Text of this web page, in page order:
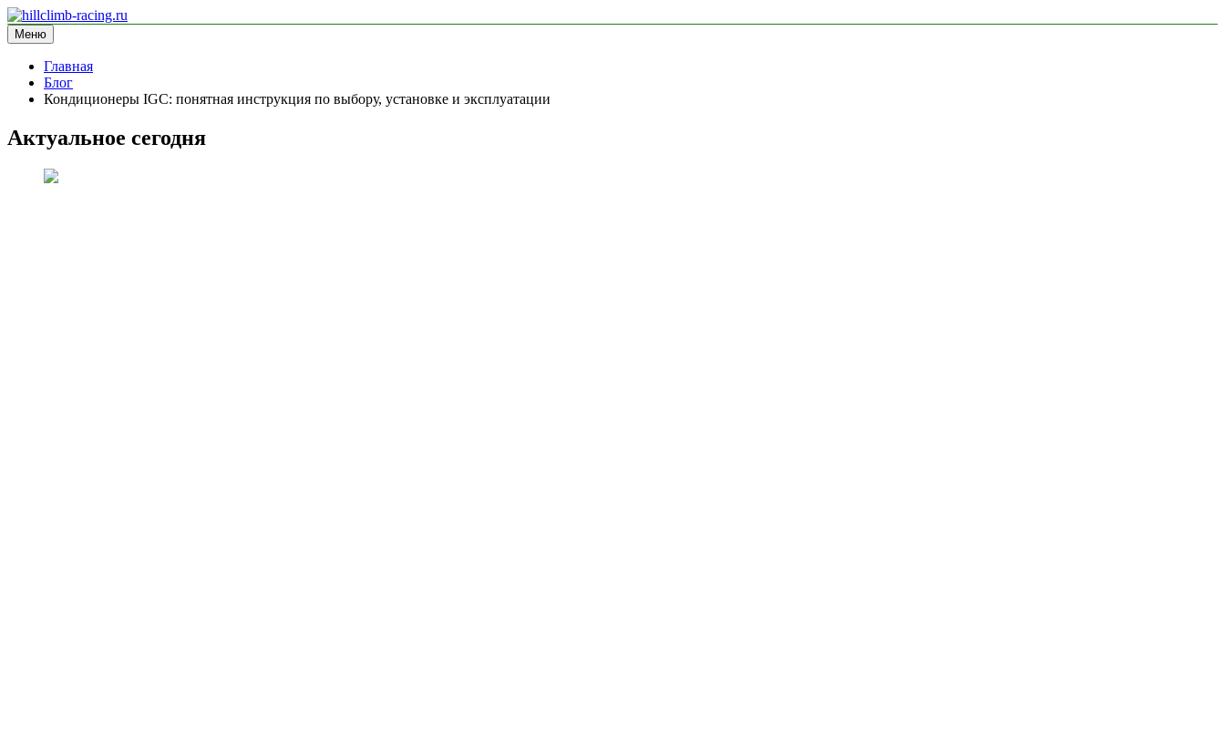
Перейти
к
содержимому
hillclimb-racing.ru
информационный сайт
Меню
Главная
Блог
Кондиционеры IGC: понятная инструкция по выбору, установке и эксплуатации
Актуальное сегодня